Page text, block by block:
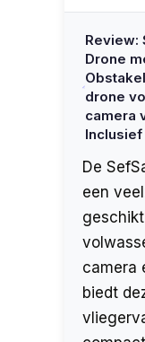
Review:
Drone
drone
camera
De
een
camera
biedt